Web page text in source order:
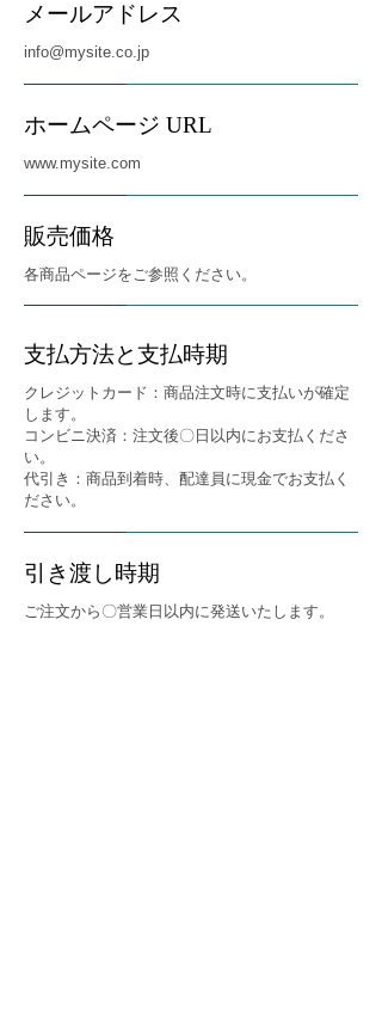
メールアドレス
info@mysite.co.jp
ホームページ URL
www.mysite.com
販売価格
各商品ページをご参照ください。
支払方法と支払時期
クレジットカード：商品注文時に支払いが確定
します。
コンビニ決済：注文後〇日以内にお支払くださ
い。
代引き：商品到着時、配達員に現金でお支払く
ださい。
引き渡し時期
ご注文から〇営業日以内に発送いたします。